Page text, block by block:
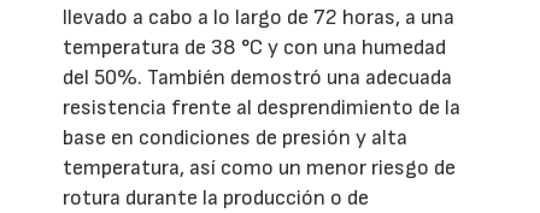
llevado a cabo a lo largo de 72 horas, a una
temperatura de 38 °C y con una humedad
del 50%. También demostró una adecuada
resistencia frente al desprendimiento de la
base en condiciones de presión y alta
temperatura, así como un menor riesgo de
rotura durante la producción o de